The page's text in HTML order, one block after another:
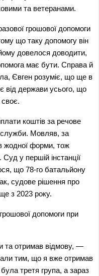
та ветеранами.
грошової допомоги
що таку допомогу він
довелося доводити,
має бути. Справа й
Євген розуміє, що ще в
від держави усього, що
коштів за речове
служби. Мовляв, за
жодної форми, тож
у першій інстанції
що 78-го батальйону
судове рішення про
з 2023 року.
допомоги при
та отримав відмову, —
тим, що я вже отримав
була третя група, а зараз